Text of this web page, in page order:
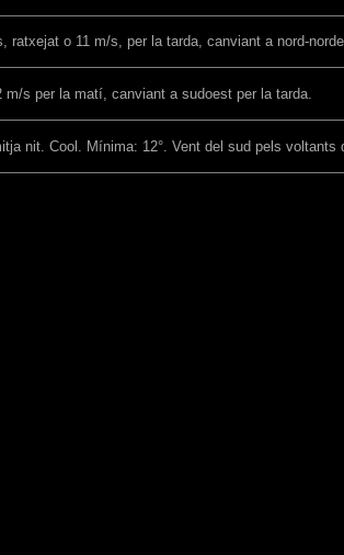
o 11 m/s, per la tarda, canviant a nord-
s per la matí, canviant a sudoest per la tarda.
nit. Cool. Mínima: 12°. Vent del sud pels